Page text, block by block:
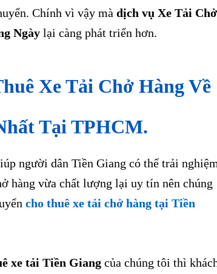
Chính vì vậy mà dịch vụ Xe Tải Chở
Ngày lại càng phát triển hơn.
Xe Tải Chở Hàng Về
Tại TPHCM.
người dân Tiền Giang có thể trải
hàng vừa chất lượng lại uy tín nên chúng
cho thuê xe tải chở hàng tại Tiền
xe tải Tiền Giang của chúng tôi thì